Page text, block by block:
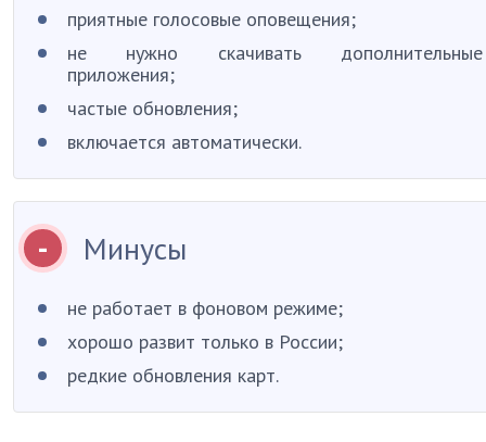
приятные голосовые оповещения;
не нужно скачивать дополнительные
приложения;
частые обновления;
включается автоматически.
Минусы
не работает в фоновом режиме;
хорошо развит только в России;
редкие обновления карт.